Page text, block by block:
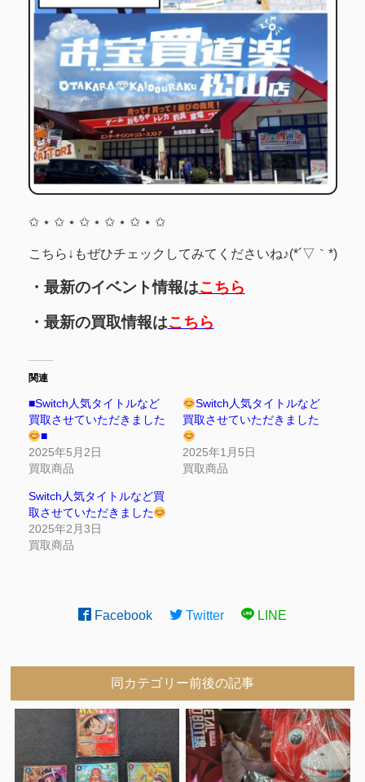
✩ ⋆ ✩ ⋆ ✩ ⋆ ✩ ⋆ ✩ ⋆ ✩
こちら↓もぜひチェックしてみてくださいね♪(*´▽｀*)
・最新のイベント情報はこちら
・最新の買取情報はこちら
関連
■Switch人気タイトルなど
買取させていただきました
■
2025年5月2日
買取商品
Switch人気タイトルなど
買取させていただきました
2025年1月5日
買取商品
Switch人気タイトルなど買
取させていただきました
2025年2月3日
買取商品
Facebook Twitter LINE
同カテゴリー前後の記事